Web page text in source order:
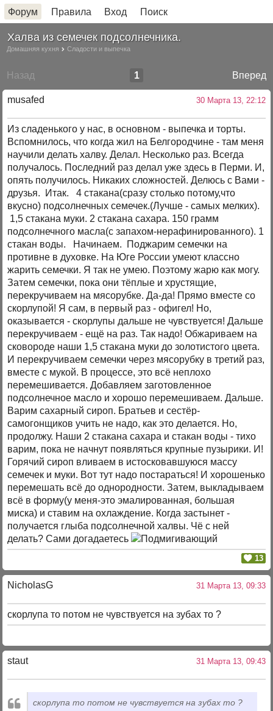
Форум Правила Вход Поиск
Халва из семечек подсолнечника.
Домашняя кухня Сладости и выпечка
Назад Вперед
1
musafed 30 Марта 13, 22:12
Из сладенького у нас, в основном - выпечка и торты.
Вспомнилось, что когда жил на Белгородчине - там меня
научили делать халву. Делал. Несколько раз. Всегда
получалось. Последний раз делал уже здесь в Перми. И,
опять получилось. Никаких сложностей. Делюсь с Вами -
друзья. Итак. 4 стакана(сразу столько потому,что
вкусно) подсолнечных семечек.(Лучше - самых мелких).
1,5 стакана муки. 2 стакана сахара. 150 грамм
подсолнечного масла(с запахом-нерафинированного). 1
стакан воды. Начинаем. Поджарим семечки на
противне в духовке. На Юге России умеют классно
жарить семечки. Я так не умею. Поэтому жарю как могу.
Затем семечки, пока они тёплые и хрустящие,
перекручиваем на мясорубке. Да-да! Прямо вместе со
скорлупой! Я сам, в первый раз - офигел! Но,
оказывается - скорлупы дальше не чувствуется! Дальше
перекручиваем - ещё на раз. Так надо! Обжариваем на
сковороде наши 1,5 стакана муки до золотистого цвета.
И перекручиваем семечки через мясорубку в третий раз,
вместе с мукой. В процессе, это всё неплохо
перемешивается. Добавляем заготовленное
подсолнечное масло и хорошо перемешиваем. Дальше.
Варим сахарный сироп. Братьев и сестёр-
самогонщиков учить не надо, как это делается. Но,
продолжу. Наши 2 стакана сахара и стакан воды - тихо
варим, пока не начнут появляться крупные пузырики. И!
Горячий сироп вливаем в истосковавшуюся массу
семечек и муки. Вот тут надо постараться! И хорошенько
перемешать всё до однородности. Затем, выкладываем
всё в форму(у меня-это эмалированная, большая
миска) и ставим на охлаждение. Когда застынет -
получается глыба подсолнечной халвы. Чё с ней
делать? Сами догадаетесь
13
NicholasG 31 Марта 13, 09:33
скорлупа то потом не чувствуется на зубах то ?
staut 31 Марта 13, 09:43
скорлупа то потом не чувствуется на зубах то ?